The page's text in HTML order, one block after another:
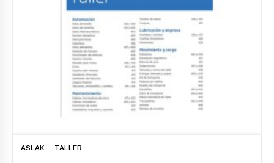
ASLAK – TALLER